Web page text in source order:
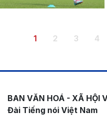
Trang hiện thời
1 Trang
2 Trang
3 4
BAN VĂN HOÁ - XÃ HỘI
Đài Tiếng nói Việt Nam